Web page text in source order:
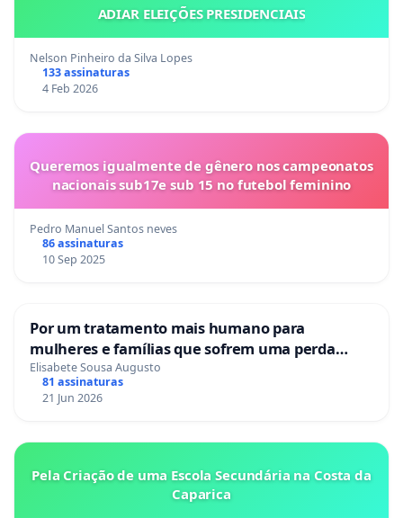
ADIAR ELEIÇÕES PRESIDENCIAIS
Nelson Pinheiro da Silva Lopes
133 assinaturas
4 Feb 2026
Queremos igualmente de gênero nos campeonatos
nacionais sub17e sub 15 no futebol feminino
Pedro Manuel Santos neves
86 assinaturas
10 Sep 2025
Por um tratamento mais humano para
mulheres e famílias que sofrem uma perda
gestacional nos hospitais portugueses
Elisabete Sousa Augusto
81 assinaturas
21 Jun 2026
Pela Criação de uma Escola Secundária na Costa da
Caparica